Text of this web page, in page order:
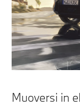
Muoversi in